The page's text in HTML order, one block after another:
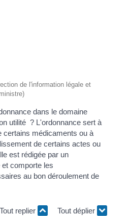
de l'information légale et
dans le domaine
utilité ? L'ordonnance sert à
certains médicaments ou à
de certains actes ou
est rédigée par un
comporte les
au bon déroulement de
Tout replier Tout déplier